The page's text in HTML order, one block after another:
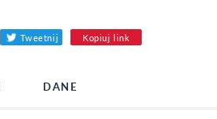
Tweetnij Kopiuj link
DANE